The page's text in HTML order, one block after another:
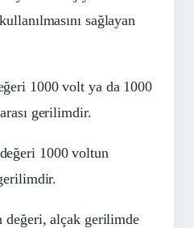
sağlayan
1000 volt ya da 1000
gerilimdir.
1000 voltun
alçak gerilimde